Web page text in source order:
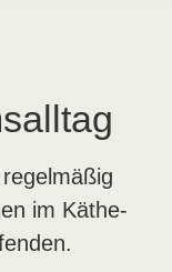
im Käthe-